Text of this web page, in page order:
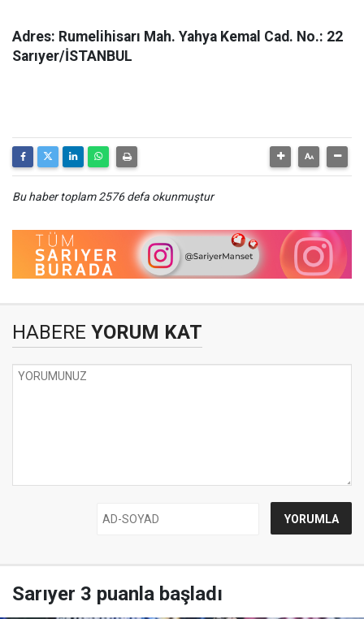
Adres: Rumelihisarı Mah. Yahya Kemal Cad. No.: 22
Sarıyer/İSTANBUL
Bu haber toplam 2576 defa okunmuştur
HABERE YORUM KAT
Sarıyer 3 puanla başladı